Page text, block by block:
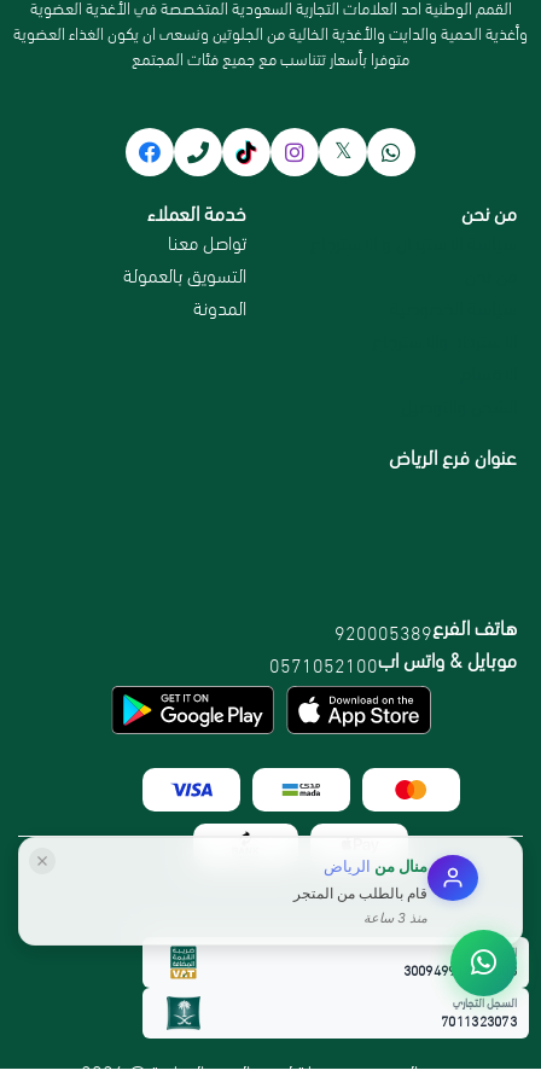
القمم الوطنية احد العلامات التجارية السعودية المتخصصة في الأغذية العضوية
وأغذية الحمية والدايت والأغذية الخالية من الجلوتين ونسعى ان يكون الغذاء العضوية
متوفرا بأسعار تتناسب مع جميع فئات المجتمع
من نحن خدمة العملاء
تواصل معنا
التسويق بالعمولة
المدونة
عنوان فرع الرياض
هاتف الفرع920005389
موبايل & واتس اب0571052100
الرقم الضريبي:
300949912800003
السجل التجاري
7011323073
جميع الحقوق محفوظة لمتجر القمم الوطنية @ 2026
منال من الرياض
قام بالطلب من المتجر
منذ 3 ساعة